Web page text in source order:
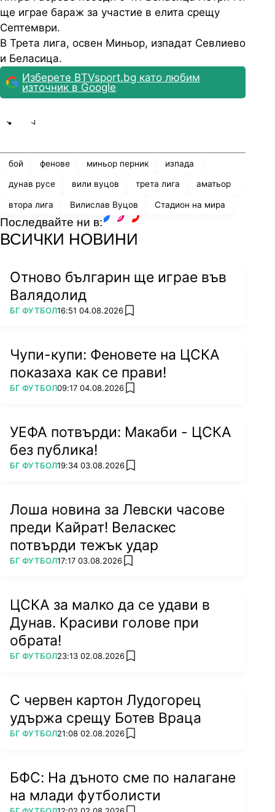
ще играе бараж за участие в елита срещу
Септември.
В Трета лига, освен Миньор, изпадат Севлиево
и Беласица.
Изберете BTVsport.bg като любим
източник в Google
бой фенове миньор перник изпада
дунав русе вили вуцов трета лига аматьор
втора лига Вилислав Вуцов Стадион на мира
Последвайте ни в:
ВСИЧКИ НОВИНИ
Отново българин ще играе във
Валядолид
ПОВЕЧЕ ОТ
БГ ФУТБОЛ16:51 04.08.2026 add favorites
Чупи-купи: Феновете на ЦСКА
показаха как се прави!
ПОВЕЧЕ ОТ
БГ ФУТБОЛ09:17 04.08.2026 add favorites
УЕФА потвърди: Макаби - ЦСКА
без публика!
ПОВЕЧЕ ОТ
БГ ФУТБОЛ19:34 03.08.2026 add favorites
Лоша новина за Левски часове
преди Кайрат! Веласкес
потвърди тежък удар
ПОВЕЧЕ ОТ
БГ ФУТБОЛ17:17 03.08.2026 add favorites
ЦСКА за малко да се удави в
Дунав. Красиви голове при
обрата!
ПОВЕЧЕ ОТ
БГ ФУТБОЛ23:13 02.08.2026 add favorites
С червен картон Лудогорец
удържа срещу Ботев Враца
ПОВЕЧЕ ОТ
БГ ФУТБОЛ21:08 02.08.2026 add favorites
БФС: На дъното сме по налагане
на млади футболисти
ПОВЕЧЕ ОТ